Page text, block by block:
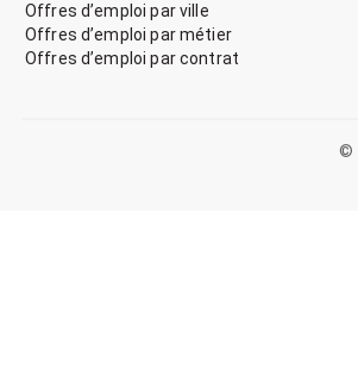
Offres d’emploi par ville
Offres d’emploi par métier
Offres d’emploi par contrat
©